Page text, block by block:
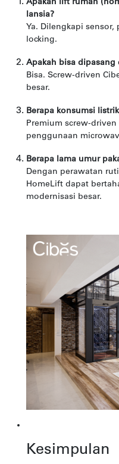
Apakah lift rumah
lansia?
Ya. Dilengkapi
locking.
Apakah bisa dipasang
Bisa. Screw-driven
besar.
Berapa konsumsi
Premium screw-driven
penggunaan
Berapa lama umur
Dengan perawatan
HomeLift dapat
modernisasi besar.
Kesimpulan